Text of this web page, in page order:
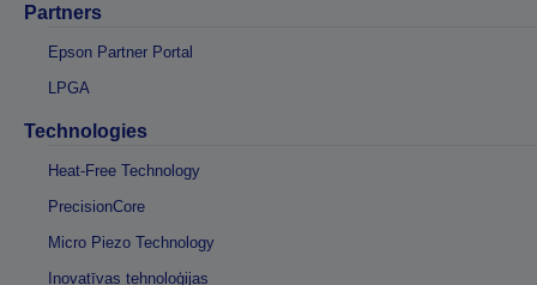
Partners
Epson Partner Portal
LPGA
Technologies
Heat-Free Technology
PrecisionCore
Micro Piezo Technology
Inovatīvas tehnoloģijas